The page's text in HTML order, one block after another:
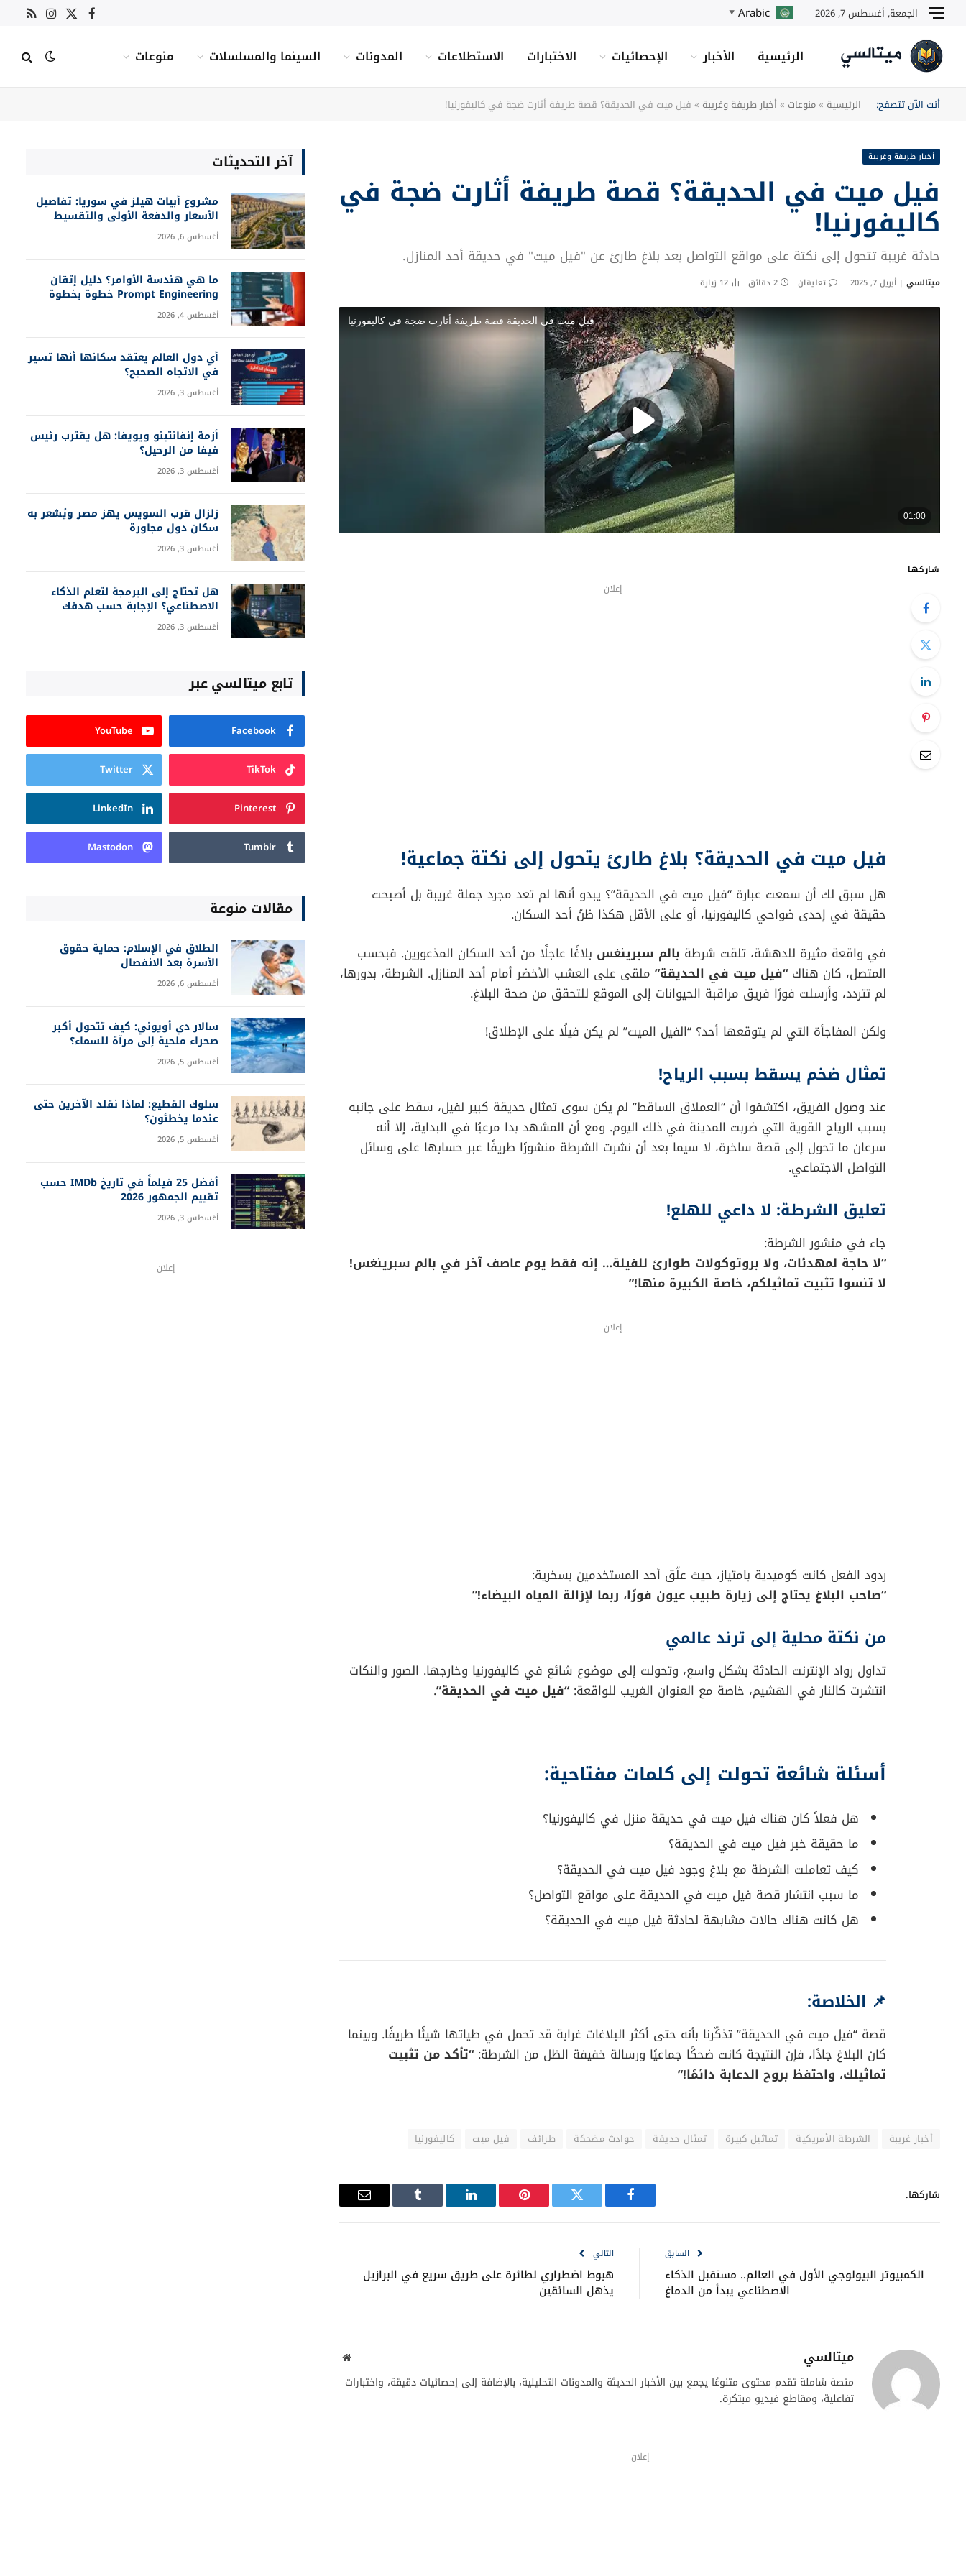
الجمعة, أغسطس 7, 2026 Arabic
▼ فيسبوك
X الانستغرام
RSS
الرئيسية الأخبار الإحصائيات الاختبارات الاستطلاعات المدونات السينما والمسلسلات منوعات
أنت الآن تتصفح: الرئيسية »منوعات » أخبار طريفة وغريبة » فيل ميت في الحديقة؟ قصة طريفة أثارت ضجة في كاليفورنيا!
أخبار طريفة وغريبة
فيل ميت في الحديقة؟ قصة طريفة أثارت ضجة في
كاليفورنيا!
حادثة غريبة تتحول إلى نكتة على مواقع التواصل بعد بلاغ طارئ عن "فيل ميت" في حديقة أحد المنازل.
ميتالسي أبريل 7, 2025 تعليقان 2 دقائق 12 زيارة
شاركها
إعلان
فيل ميت في الحديقة؟ بلاغ طارئ يتحول إلى نكتة جماعية!
هل سبق لك أن سمعت عبارة “فيل ميت في الحديقة”؟ يبدو أنها لم تعد مجرد جملة غريبة بل أصبحت
حقيقة في إحدى ضواحي كاليفورنيا، أو على الأقل هكذا ظنّ أحد السكان.
في واقعة مثيرة للدهشة، تلقت شرطة بالم سبرينغس بلاغًا عاجلًا من أحد السكان المذعورين. فبحسب
المتصل، كان هناك “فيل ميت في الحديقة” ملقى على العشب الأخضر أمام أحد المنازل. الشرطة، بدورها،
لم تتردد، وأرسلت فورًا فريق مراقبة الحيوانات إلى الموقع للتحقق من صحة البلاغ.
ولكن المفاجأة التي لم يتوقعها أحد؟ “الفيل الميت” لم يكن فيلًا على الإطلاق!
تمثال ضخم يسقط بسبب الرياح!
عند وصول الفريق، اكتشفوا أن “العملاق الساقط” لم يكن سوى تمثال حديقة كبير لفيل، سقط على جانبه
بسبب الرياح القوية التي ضربت المدينة في ذلك اليوم. ومع أن المشهد بدا مرعبًا في البداية، إلا أنه
سرعان ما تحول إلى قصة ساخرة، لا سيما بعد أن نشرت الشرطة منشورًا طريفًا عبر حسابها على وسائل
التواصل الاجتماعي.
تعليق الشرطة: لا داعي للهلع!
جاء في منشور الشرطة:
“لا حاجة لمهدئات، ولا بروتوكولات طوارئ للفيلة… إنه فقط يوم عاصف آخر في بالم سبرينغس!
لا تنسوا تثبيت تماثيلكم، خاصة الكبيرة منها!”
إعلان
ردود الفعل كانت كوميدية بامتياز، حيث علّق أحد المستخدمين بسخرية:
“صاحب البلاغ يحتاج إلى زيارة طبيب عيون فورًا، ربما لإزالة المياه البيضاء!”
من نكتة محلية إلى ترند عالمي
تداول رواد الإنترنت الحادثة بشكل واسع، وتحولت إلى موضوع شائع في كاليفورنيا وخارجها. الصور والنكات
انتشرت كالنار في الهشيم، خاصة مع العنوان الغريب للواقعة: “فيل ميت في الحديقة”.
أسئلة شائعة تحولت إلى كلمات مفتاحية:
هل فعلاً كان هناك فيل ميت في حديقة منزل في كاليفورنيا؟
ما حقيقة خبر فيل ميت في الحديقة؟
كيف تعاملت الشرطة مع بلاغ وجود فيل ميت في الحديقة؟
ما سبب انتشار قصة فيل ميت في الحديقة على مواقع التواصل؟
هل كانت هناك حالات مشابهة لحادثة فيل ميت في الحديقة؟
📌 الخلاصة:
قصة “فيل ميت في الحديقة” تذكّرنا بأنه حتى أكثر البلاغات غرابة قد تحمل في طياتها شيئًا طريفًا. وبينما
كان البلاغ جادًا، فإن النتيجة كانت ضحكًا جماعيًا ورسالة خفيفة الظل من الشرطة: “تأكد من تثبيت
تماثيلك، واحتفظ بروح الدعابة دائمًا!”
أخبار غريبة الشرطة الأمريكية تماثيل كبيرة تمثال حديقة حوادث مضحكة طرائف فيل ميت كاليفورنيا
شاركها.
فيسبوك تويتر بينتيريستلينكدإن Tumblr
البريد
السابق
الكمبيوتر البيولوجي الأول في العالم.. مستقبل الذكاء
الاصطناعي يبدأ من الدماغ
التالي
هبوط اضطراري لطائرة على طريق سريع في البرازيل
يذهل السائقين
ميتالسي
موقع
منصة شاملة تقدم محتوى متنوعًا يجمع بين الأخبار الحديثة والمدونات التحليلية، بالإضافة إلى إحصائيات دقيقة، واختبارات
تفاعلية، ومقاطع فيديو مبتكرة.
إعلان
آخر التحديثات
مشروع أبيات هيلز في سوريا: تفاصيل
الأسعار والدفعة الأولى والتقسيط
أغسطس 6, 2026
ما هي هندسة الأوامر؟ دليل إتقان
Prompt Engineering خطوة بخطوة
أغسطس 4, 2026
أي دول العالم يعتقد سكانها أنها تسير
في الاتجاه الصحيح؟
أغسطس 3, 2026
أزمة إنفانتينو ويويفا: هل يقترب رئيس
فيفا من الرحيل؟
أغسطس 3, 2026
زلزال قرب السويس يهز مصر ويُشعر به
سكان دول مجاورة
أغسطس 3, 2026
هل تحتاج إلى البرمجة لتعلم الذكاء
الاصطناعي؟ الإجابة حسب هدفك
أغسطس 3, 2026
تابع ميتالسي عبر
Facebook
YouTube
TikTok
Twitter
Pinterest
LinkedIn
Tumblr
Mastodon
مقالات منوعة
الطلاق في الإسلام: حماية حقوق
الأسرة بعد الانفصال
أغسطس 6, 2026
سالار دي أويوني: كيف تتحول أكبر
صحراء ملحية إلى مرآة للسماء؟
أغسطس 5, 2026
سلوك القطيع: لماذا نقلد الآخرين حتى
عندما يخطئون؟
أغسطس 5, 2026
أفضل 25 فيلماً في تاريخ IMDb حسب
تقييم الجمهور 2026
أغسطس 3, 2026
إعلان